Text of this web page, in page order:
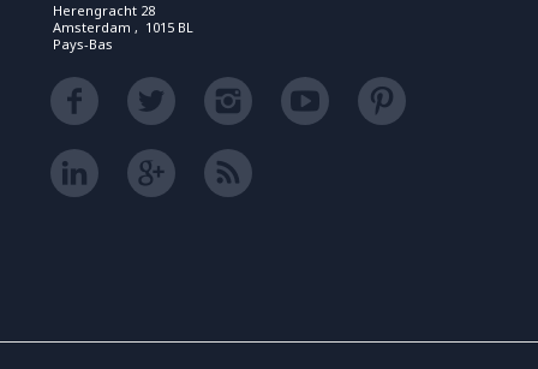
Herengracht 28
Amsterdam , 1015 BL
Pays-Bas